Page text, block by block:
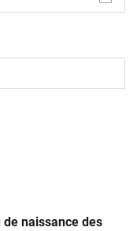
naissance des